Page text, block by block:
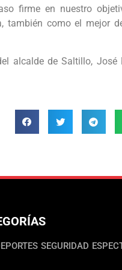
firme en nuestro
también como el mejor
alcalde de Saltillo, José
SEGURIDAD